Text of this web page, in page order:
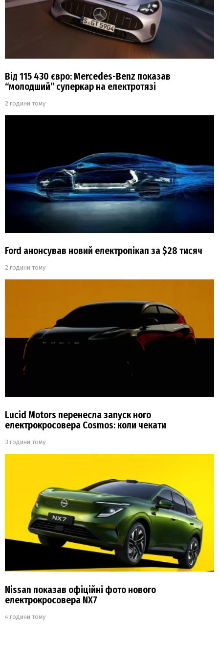
Від 115 430 євро: Mercedes-Benz показав
“молодший” суперкар на електротязі
2 години тому
Ford анонсував новий електропікап за $28 тисяч
2 години тому
Lucid Motors перенесла запуск ного
електрокросовера Cosmos: коли чекати
3 години тому
Nissan показав офіційні фото нового
електрокросовера NX7
4 години тому